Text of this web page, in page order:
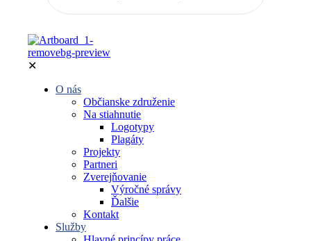
✕
O nás
Občianske združenie
Na stiahnutie
Logotypy
Plagáty
Projekty
Partneri
Zverejňovanie
Výročné správy
Ďalšie
Kontakt
Služby